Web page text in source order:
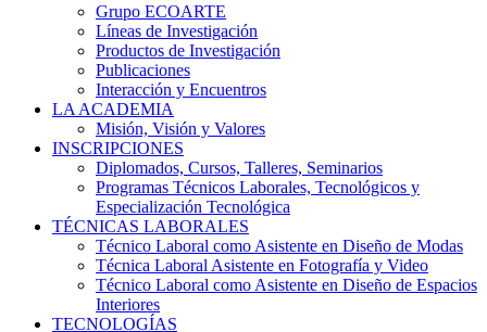
Grupo ECOARTE
Líneas de Investigación
Productos de Investigación
Publicaciones
Interacción y Encuentros
LA ACADEMIA
Misión, Visión y Valores
INSCRIPCIONES
Diplomados, Cursos, Talleres, Seminarios
Programas Técnicos Laborales, Tecnológicos y
Especialización Tecnológica
TÉCNICAS LABORALES
Técnico Laboral como Asistente en Diseño de Modas
Técnica Laboral Asistente en Fotografía y Video
Técnico Laboral como Asistente en Diseño de Espacios
Interiores
TECNOLOGÍAS